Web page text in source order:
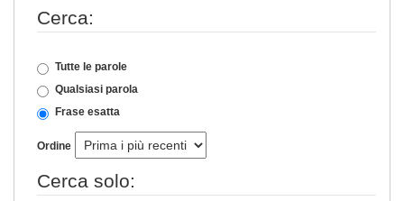
Cerca:
Tutte le parole
Qualsiasi parola
Frase esatta
Ordine
Cerca solo: